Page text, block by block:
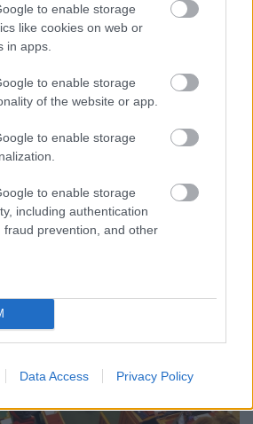
to enable storage
like cookies on web or
in apps.
to enable storage
of the website or app.
to enable storage
to enable storage
including authentication
fraud prevention, and other
Data Access Privacy Policy
A GMAIL ÉS AZ ÖNKÉNY ELLEN
A VÉDVONAL LEVELEZŐ
tényleg egy ingyenes e-mail